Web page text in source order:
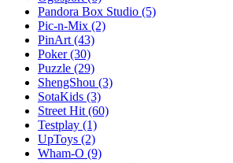
Pandora Box Studio (5)
Pic-n-Mix (2)
PinArt (43)
Poker(30)
Puzzle (29)
ShengShou (3)
SotaKids (3)
Street Hit (60)
Testplay (1)
UpToys (2)
Wham-O (9)